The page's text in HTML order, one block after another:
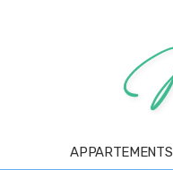
APPARTEMENTS